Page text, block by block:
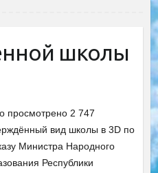
школы
просмотрено 2 747
вид школы в 3D по
Министра Народного
Республики